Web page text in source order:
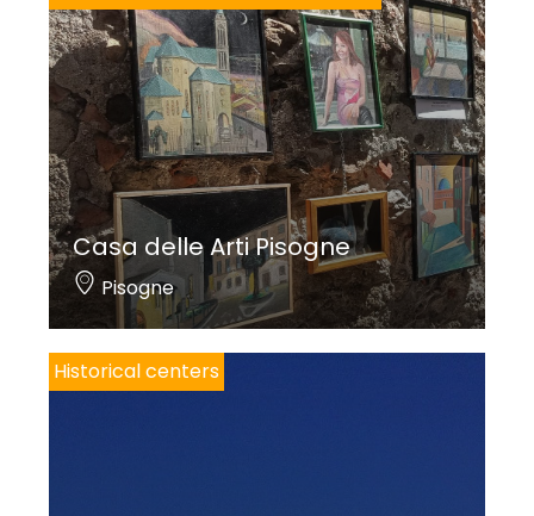
Casa delle Arti Pisogne
Pisogne
Historical centers